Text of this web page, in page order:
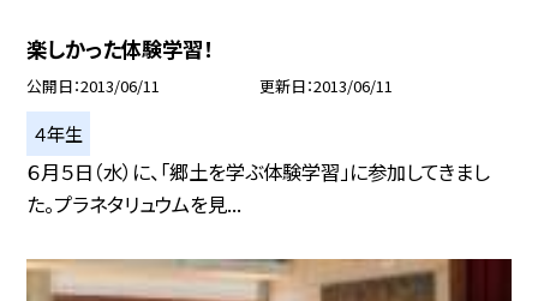
楽しかった体験学習！
公開日 2013/06/11 更新日 2013/06/11
４年生
６月５日（水）に、「郷土を学ぶ体験学習」に参加してきまし
た。プラネタリュウムを見...